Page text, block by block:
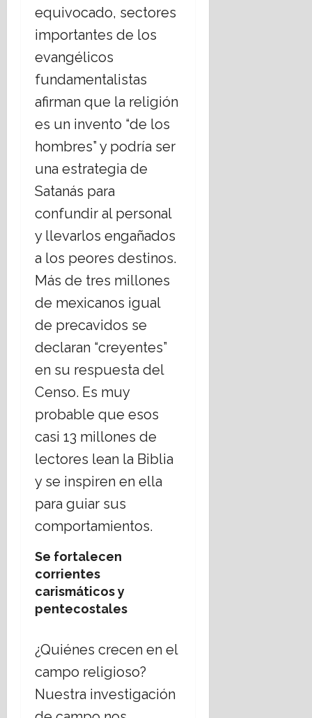
equivocado, sectores
importantes de los
evangélicos
fundamentalistas
afirman que la religión
es un invento “de los
hombres” y podría ser
una estrategia de
Satanás para
confundir al personal
y llevarlos engañados
a los peores destinos.
Más de tres millones
de mexicanos igual
de precavidos se
declaran “creyentes”
en su respuesta del
Censo. Es muy
probable que esos
casi 13 millones de
lectores lean la Biblia
y se inspiren en ella
para guiar sus
comportamientos.
Se fortalecen
corrientes
carismáticos y
pentecostales
¿Quiénes crecen en el
campo religioso?
Nuestra investigación